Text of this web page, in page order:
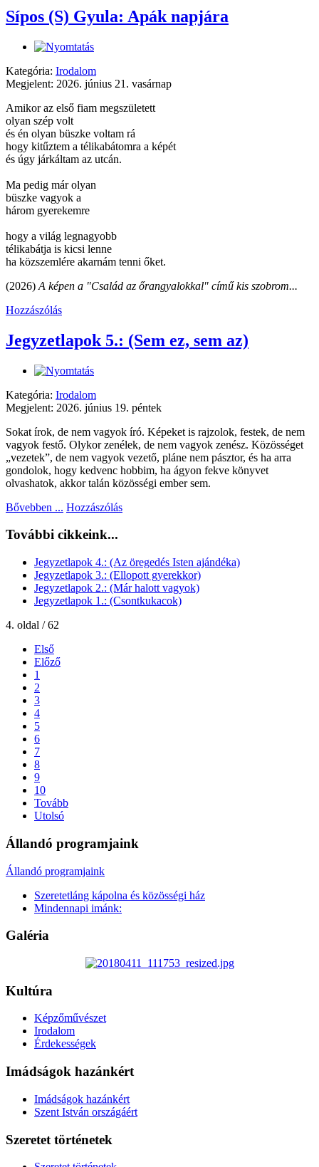
Sípos (S) Gyula: Apák napjára
Kategória: Irodalom
Megjelent: 2026. június 21. vasárnap
Amikor az első fiam megszületett
olyan szép volt
és én olyan büszke voltam rá
hogy kitűztem a télikabátomra a képét
és úgy járkáltam az utcán.
Ma pedig már olyan
büszke vagyok a
három gyerekemre
hogy a világ legnagyobb
télikabátja is kicsi lenne
ha közszemlére akarnám tenni őket.
(2026) A képen a "Család az őrangyalokkal" című kis szobrom...
Hozzászólás
Jegyzetlapok 5.: (Sem ez, sem az)
Kategória: Irodalom
Megjelent: 2026. június 19. péntek
Sokat írok, de nem vagyok író. Képeket is rajzolok, festek, de nem
vagyok festő. Olykor zenélek, de nem vagyok zenész. Közösséget
„vezetek”, de nem vagyok vezető, pláne nem pásztor, és ha arra
gondolok, hogy kedvenc hobbim, ha ágyon fekve könyvet
olvashatok, akkor talán közösségi ember sem.
Bővebben ... Hozzászólás
További cikkeink...
Jegyzetlapok 4.: (Az öregedés Isten ajándéka)
Jegyzetlapok 3.: (Ellopott gyerekkor)
Jegyzetlapok 2.: (Már halott vagyok)
Jegyzetlapok 1.: (Csontkukacok)
4. oldal / 62
Első
Előző
1
2
3
4
5
6
7
8
9
10
Tovább
Utolsó
Állandó programjaink
Állandó programjaink
Szeretetláng kápolna és közösségi ház
Mindennapi imánk:
Galéria
Kultúra
Képzőművészet
Irodalom
Érdekességek
Imádságok hazánkért
Imádságok hazánkért
Szent István országáért
Szeretet történetek